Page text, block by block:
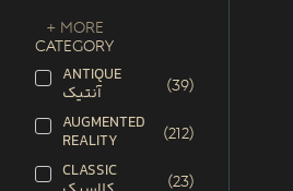
+ More
CATEGORY
ANTIQUE
آنتیک (39)
AUGMENTED
REALITY (212)
CLASSIC (23)